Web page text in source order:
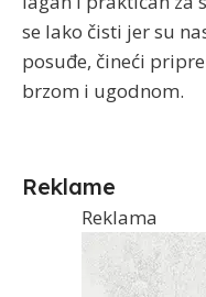
se lako čisti jer su
posuđe, čineći
brzom i ugodnom.
Reklame
Reklama